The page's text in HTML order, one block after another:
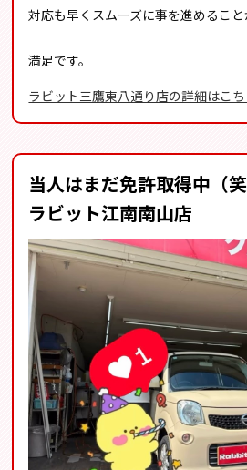
対応も早くスムーズに事を進めること
満足です。
ラビット三鷹東八通り店の詳細はこち
当人はまだ免許取得中
ラビット江南南山店